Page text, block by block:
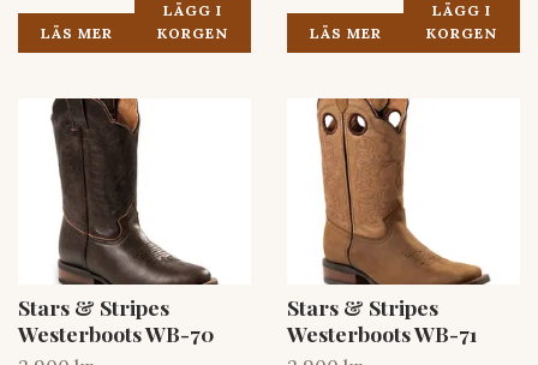
LÄS MER
LÄGG I
KORGEN
LÄS MER
LÄGG I
KORGEN
Stars & Stripes
Westerboots WB-70
Stars & Stripes
Westerboots WB-71